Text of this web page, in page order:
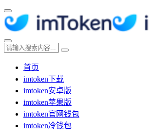
首页
imtoken下载
imtoken安卓版
imtoken苹果版
imtoken官网钱包
imtoken冷钱包